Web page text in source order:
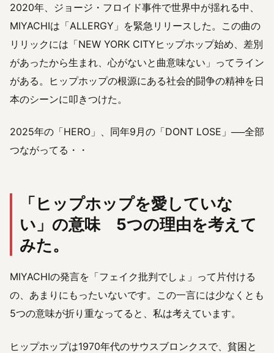
2020年、ジョージ・フロイド事件で世界中が揺れる中、
MIYACHIは「ALLERGY」を緊急リリースした。この曲の
リリックには「NEW YORK CITYヒップホップ始め、差別
があったから生まれ、心がないと曲意味ない」ってライン
がある。ヒップホップの根源にある社会的闘争の精神を日
本のシーンに叩きつけた。
2025年の「HERO」、同年9月の「DONT LOSE」──全部
つながってる・・
「ヒップホップを愛していな
い」の意味 5つの理由を考えて
みた。
MIYACHIの発言を「フェイク批判でしょ」って片付ける
の、あまりにもったいないです。この一言には少なくとも
5つの意味が折り重なってると、私は考えています。
ヒップホップは1970年代のサウスブロンクスで、貧困と